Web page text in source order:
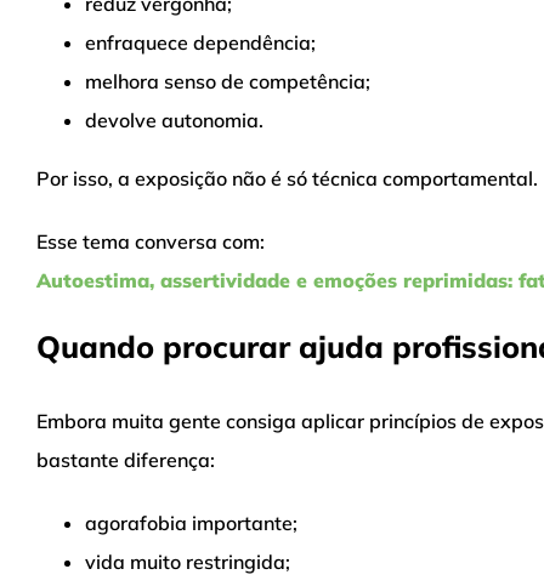
enfraquece dependência;
melhora senso de competência;
devolve autonomia.
Por isso, a exposição não é só técnica
Esse tema conversa com:
Autoestima, assertividade e emoções reprimidas:
Quando procurar ajuda
Embora muita gente consiga aplicar princípios de
bastante diferença:
agorafobia importante;
vida muito restringida;